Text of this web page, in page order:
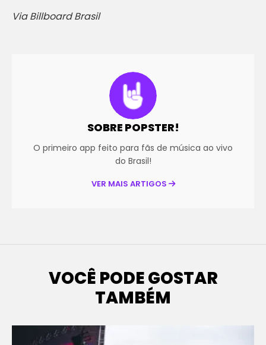
Via Billboard Brasil
SOBRE POPSTER!
O primeiro app feito para fãs de música ao vivo
do Brasil!
VER MAIS ARTIGOS
VOCÊ PODE GOSTAR
TAMBÉM